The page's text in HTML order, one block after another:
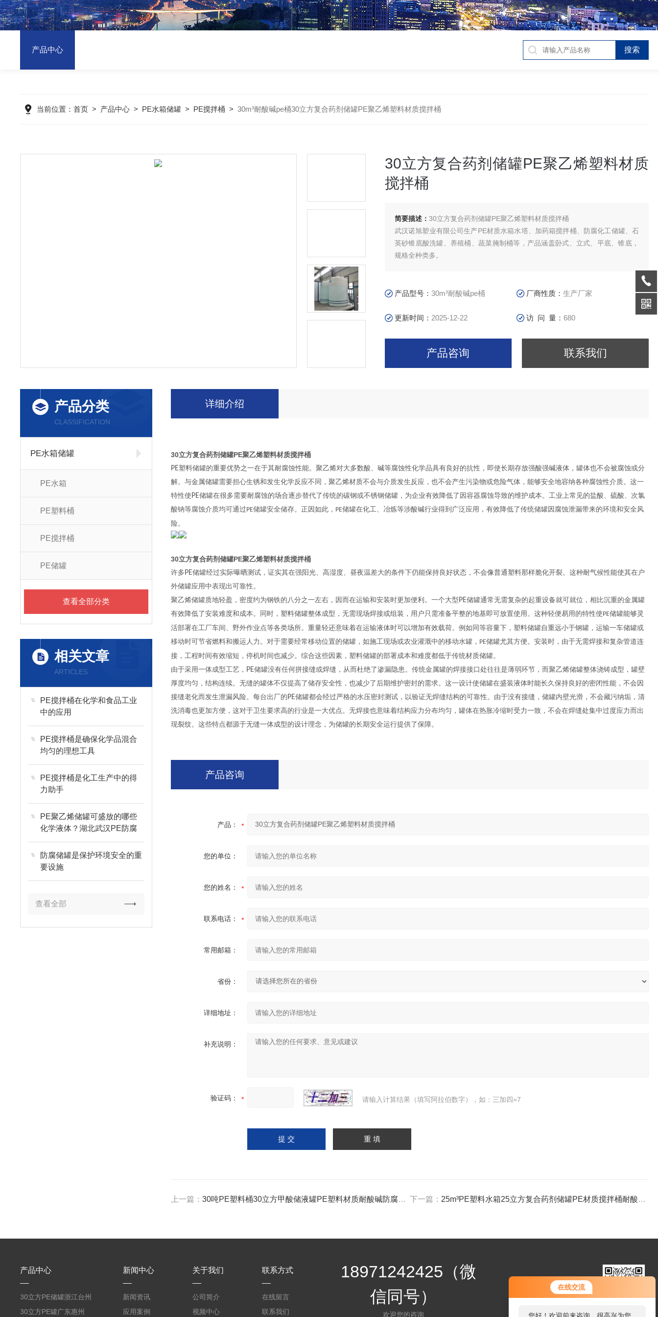
在线交流
您好！欢迎前来咨询，很高兴为您
服务，请问您要咨询什么问题呢？
产品中心
当前位置： 首页> 产品中心> PE水箱储罐> PE搅拌桶 > 30m³耐酸碱pe桶30立方复合药剂储罐PE聚乙烯塑料材质搅拌桶
30立方复合药剂储罐PE聚乙烯塑料材质
搅拌桶
简要描述： 30立方复合药剂储罐PE聚乙烯塑料材质搅拌桶
武汉诺旭塑业有限公司生产PE材质水箱水塔、加药箱搅拌桶、防腐化工储罐、石
英砂锥底酸洗罐、养殖桶、蔬菜腌制桶等，产品涵盖卧式、立式、平底、锥底，
规格全种类多。
周转箱，环保卫生等多种行业中得到广泛应用。
产品型号： 30m³耐酸碱pe桶 厂商性质：生产厂家
更新时间： 2025-12-22 访 问 量：680
产品咨询 联系我们
产品分类
CLASSIFICATION
PE水箱储罐
PE水箱
PE塑料桶
PE搅拌桶
PE储罐
查看全部分类
相关文章
ARTICLES
PE搅拌桶在化学和食品工业
中的应用
PE搅拌桶是确保化学品混合
均匀的理想工具
PE搅拌桶是化工生产中的得
力助手
PE聚乙烯储罐可盛放的哪些
化学液体？湖北武汉PE防腐
储存罐厂家定制
防腐储罐是保护环境安全的重
要设施
查看全部
详细介绍
30立方复合药剂储罐PE聚乙烯塑料材质搅拌桶
PE塑料储罐的重要优势之一在于其耐腐蚀性能。聚乙烯对大多数酸、碱等腐蚀性化学品具有良好的抗性，即使长期存放强酸强碱液体，罐体也不会被腐蚀或分
解。与金属储罐需要担心生锈和发生化学反应不同，聚乙烯材质不会与介质发生反应，也不会产生污染物或危险气体，能够安全地容纳各种腐蚀性介质。这一
特性使 PE储罐在很多需要耐腐蚀的场合逐步替代了传统的碳钢或不锈钢储罐，为企业有效降低了因容器腐蚀导致的维护成本。工业上常见的盐酸、硫酸、次氯
酸钠等腐蚀介质均可通过PE储罐安全储存。正因如此， PE储罐在化工、冶炼等涉酸碱行业得到广泛应用，有效降低了传统储罐因腐蚀泄漏带来的环境和安全风
险。
30立方复合药剂储罐PE聚乙烯塑料材质搅拌桶
许多 PE储罐经过实际曝晒测试，证实其在强阳光、高湿度、昼夜温差大的条件下仍能保持良好状态，不会像普通塑料那样脆化开裂。这种耐气候性能使其在户
外储罐应用中表现出可靠性。
聚乙烯储罐质地轻盈，密度约为钢铁的八分之一左右，因而在运输和安装时更加便利。一个大型 PE储罐通常无需复杂的起重设备就可就位，相比沉重的金属罐
有效降低了安装难度和成本。同时，塑料储罐整体成型，无需现场焊接或组装，用户只需准备平整的地基即可放置使用。这种轻便易用的特性使PE储罐能够灵
活部署在工厂车间、野外作业点等各类场所。重量轻还意味着在运输液体时可以增加有效载荷。例如同等容量下，塑料储罐自重远小于钢罐，运输一车储罐或
移动时可节省燃料和搬运人力。对于需要经常移动位置的储罐，如施工现场或农业灌溉中的移动水罐， PE储罐尤其方便。安装时，由于无需焊接和复杂管道连
接，工程时间有效缩短，停机时间也减少。综合这些因素，塑料储罐的部署成本和难度都低于传统材质储罐。
由于采用一体成型工艺， PE储罐没有任何拼接缝或焊缝，从而杜绝了渗漏隐患。传统金属罐的焊接接口处往往是薄弱环节，而聚乙烯储罐整体浇铸成型，罐壁
厚度均匀，结构连续。无缝的罐体不仅提高了储存安全性，也减少了后期维护密封的需求。这一设计使储罐在盛装液体时能长久保持良好的密闭性能，不会因
接缝老化而发生泄漏风险。每台出厂的 PE储罐都会经过严格的水压密封测试，以验证无焊缝结构的可靠性。由于没有接缝，储罐内壁光滑，不会藏污纳垢，清
洗消毒也更加方便，这对于卫生要求高的行业是一大优点。无焊接也意味着结构应力分布均匀，罐体在热胀冷缩时受力一致，不会在焊缝处集中过度应力而出
现裂纹。这些特点都源于无缝一体成型的设计理念，为储罐的长期安全运行提供了保障。
产品咨询
产品：
您的单位：
您的姓名：
联系电话：
常用邮箱：
省份：
详细地址：
补充说明：
验证码： 请输入计算结果（填写阿拉伯数字），如：三加四=7
上一篇：30吨PE塑料桶30立方甲酸储液罐PE塑料材质耐酸碱防腐储罐 下一篇： 25m³PE塑料水箱25立方复合药剂储罐PE材质搅拌桶耐酸碱防腐
产品中心
30立方PE储罐浙江台州
PE蓄水箱一体成型塑料
30立方PE罐广东惠州
新闻中心
新闻资讯
应用案例
关于我们
公司简介
视频中心
联系方式
在线留言
联系我们
18971242425（微
信同号）
欢迎您的咨询